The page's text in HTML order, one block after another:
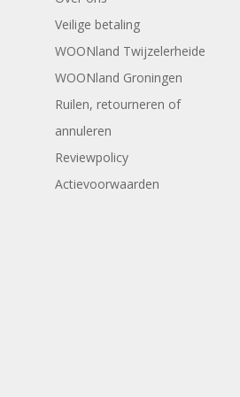
Veilige betaling
WOONland Twijzelerheide
WOONland Groningen
Ruilen, retourneren of
annuleren
Reviewpolicy
Actievoorwaarden